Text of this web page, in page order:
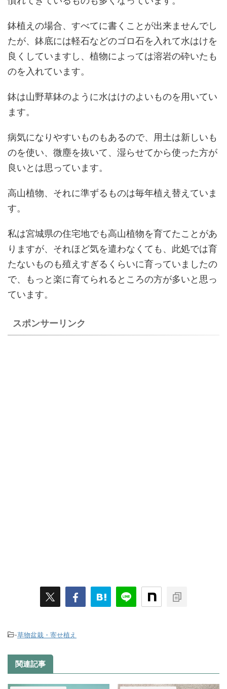
鉢植えの場合、すべてに書くことが出来ませんでし
たが、鉢底には軽石などのゴロ石を入れて水はけを
良くしていますし、植物によっては溶岩の砕いたも
のを入れています。
鉢は山野草鉢のように水はけのよいものを用いてい
ます。
病気になりやすいものもあるので、用土は新しいも
のを使い、微塵を抜いて、湿らせてから使った方が
良いとは思っています。
高山植物、それに準ずるものは毎年植え替えていま
す。
私は宮城県の住宅地でも高山植物を育てたことがあ
りますが、それほど気を遣わなくても、此処では育
たないものも殖えすぎるくらいに育っていましたの
で、もっと楽に育てられるところの方が多いと思っ
ています。
スポンサーリンク
-草物盆栽・寄せ植え
関連記事